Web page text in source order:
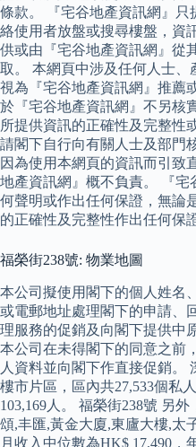
條款。 『宅谷地產資訊網』只
絡使用者放盤或搜尋樓盤，資
供或由『宅谷地產資訊網』從
取。 本網頁中涉及任何人士、
視為『宅谷地產資訊網』推薦
於『宅谷地產資訊網』不另核
所提供資訊的正確性及完整性
請閣下自行向有關人士及部門
因為使用本網頁的資訊而引致
地產資訊網』概不負責。 『宅
何聲明或作出任何保證，無論
的正確性及完整性作出任何保證
福榮街238號: 物業地圖
本公司擬使用閣下的個人姓名
或電郵地址處理閣下的申請、
理服務的促銷及向閣下提供中
本公司在未得閣下的同意之前
人資料並向閣下作直接促銷。
樓市片區，區內共27,533個私
103,169人。 福榮街238號 另
頌,丰匯,黃金大廈,東廬大樓,太
月收入中位數為HK$ 17,490，